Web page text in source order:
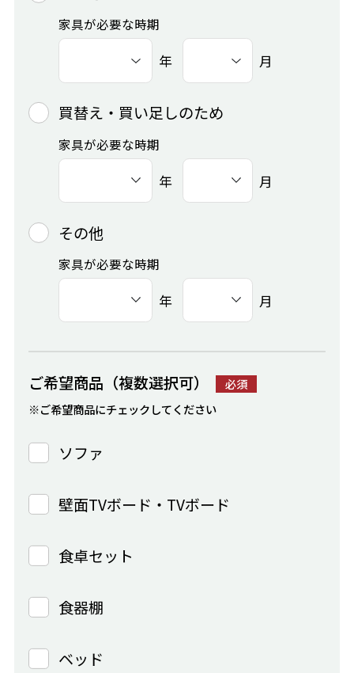
家具が必要な時期
年 月
買替え・買い足しのため
家具が必要な時期
年 月
その他
家具が必要な時期
年 月
ご希望商品（複数選択可）
必須
※ご希望商品にチェックしてください
ソファ
壁面TVボード・TVボード
食卓セット
食器棚
ベッド